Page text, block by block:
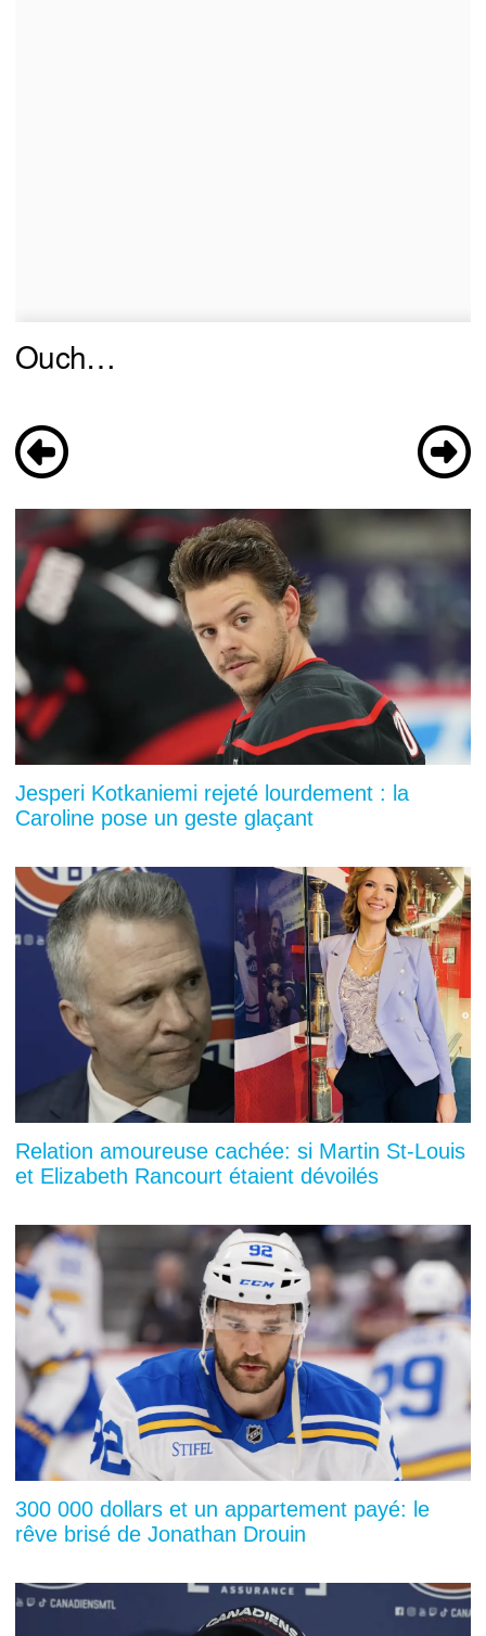
Ouch…
Jesperi Kotkaniemi rejeté lourdement : la
Caroline pose un geste glaçant
Relation amoureuse cachée: si Martin St-Louis
et Elizabeth Rancourt étaient dévoilés
300 000 dollars et un appartement payé: le
rêve brisé de Jonathan Drouin